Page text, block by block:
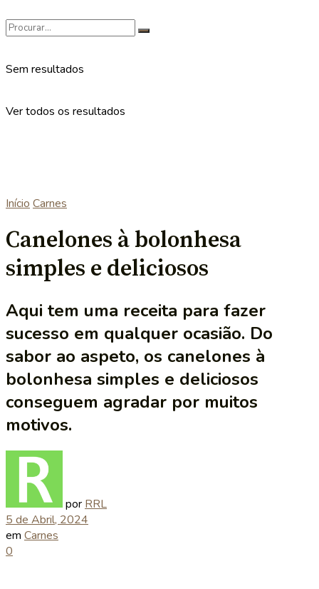
Sem resultados
Ver todos os resultados
Início Carnes
Canelones à bolonhesa
simples e deliciosos
Aqui tem uma receita para fazer
sucesso em qualquer ocasião. Do
sabor ao aspeto, os canelones à
bolonhesa simples e deliciosos
conseguem agradar por muitos
motivos.
por RRL
5 de Abril, 2024
em Carnes
0